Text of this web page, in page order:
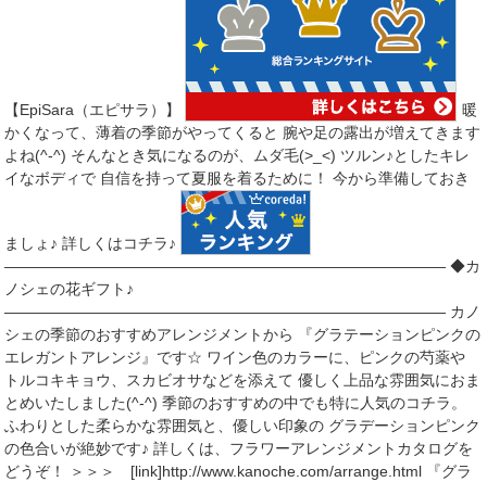
【EpiSara（エピサラ）】
暖
かくなって、薄着の季節がやってくると 腕や足の露出が増えてきます
よね(^-^) そんなとき気になるのが、ムダ毛(>_<) ツルン♪としたキレ
イなボディで 自信を持って夏服を着るために！ 今から準備しておき
ましょ♪ 詳しくはコチラ♪
――――――――――――――――――――――――――――― ◆カ
ノシェの花ギフト♪
――――――――――――――――――――――――――――― カノ
シェの季節のおすすめアレンジメントから 『グラテーションピンクの
エレガントアレンジ』です☆ ワイン色のカラーに、ピンクの芍薬や
トルコキキョウ、スカビオサなどを添えて 優しく上品な雰囲気におま
とめいたしました(^-^) 季節のおすすめの中でも特に人気のコチラ。
ふわりとした柔らかな雰囲気と、優しい印象の グラデーションピンク
の色合いが絶妙です♪ 詳しくは、フラワーアレンジメントカタログを
どうぞ！ ＞＞＞ [link]http://www.kanoche.com/arrange.html 『グラ